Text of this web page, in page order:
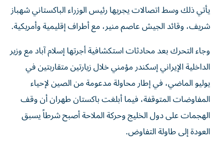
يأتي ذلك وسط اتصالات يجريها رئيس الوزراء الباكستاني شهباز
شريف، وقائد الجيش عاصم منير، مع أطراف إقليمية وأمريكية.
وجاء التحرك بعد محادثات استكشافية أجرتها إسلام آباد مع وزير
الداخلية الإيراني إسكندر مؤمني خلال زيارتين متقاربتين في
يوليو الماضي، في إطار محاولة مدعومة من الصين لإحياء
المفاوضات المتوقفة، فيما أبلغت باكستان طهران أن وقف
الهجمات على دول الخليج وحركة الملاحة أصبح شرطاً يسبق
العودة إلى طاولة التفاوض.